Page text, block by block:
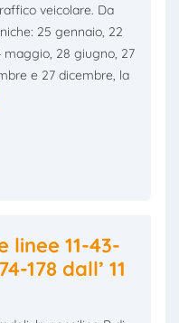
veicolare. Da
25 gennaio, 22
maggio, 28 giugno, 27
e 27 dicembre, la
linee 11-43-
178 dall’ 11